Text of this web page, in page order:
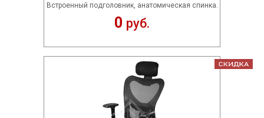
Встроенный подголовник, анатомическая спинка.
0 руб.